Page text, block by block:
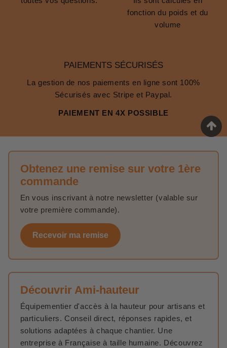
fonction du poids et du
volume
PAIEMENTS SÉCURISÉS
La gestion de nos paiements en ligne sont 100%
Sécurisés avec Stripe et Paypal.
PAIEMENT EN 4X POSSIBLE
Obtenez une remise sur votre 1ère
commande
En vous inscrivant à notre newsletter (valable sur
votre première commande).
Recevoir ma remise
Découvrir Ami-hauteur
Équipementier d'accès à la hauteur pour artisans et
particuliers. Conseil direct, réponses rapides, et
solutions adaptées à chaque chantier. Une
entreprise à Française à taille humaine. Découvrez